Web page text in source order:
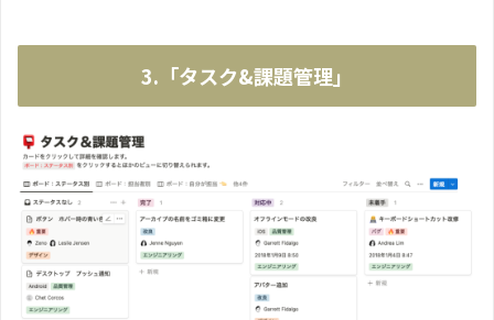
3.「タスク&課題管理」